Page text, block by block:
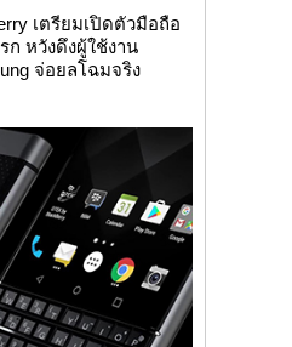
เตรียมเปิดตัวมือถือ
ก หวังดึงผู้ใช้งาน
จ่อยลโฉมจริง